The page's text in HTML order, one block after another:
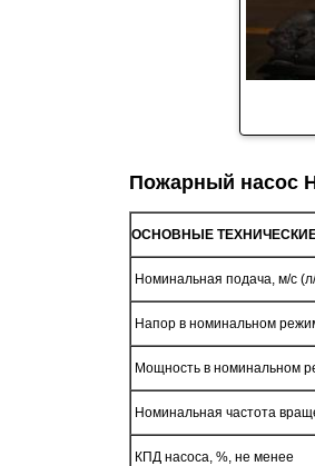
Пожарный насос
ОСНОВНЫЕ
Номинальная подача, м/с
Напор в номинальном
Мощность в номинальном
Номинальная частота
КПД насоса, %, не менее